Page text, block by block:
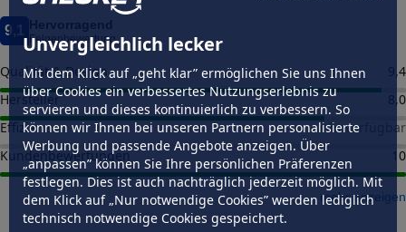
Unvergleichlich lecker
Mit dem Klick auf „geht klar” ermöglichen Sie uns Ihnen
über Cookies ein verbessertes Nutzungserlebnis zu
servieren und dieses kontinuierlich zu verbessern. So
können wir Ihnen bei unseren Partnern personalisierte
Werbung und passende Angebote anzeigen. Über
„anpassen” können Sie Ihre persönlichen Präferenzen
festlegen. Dies ist auch nachträglich jederzeit möglich. Mit
dem Klick auf „Nur notwendige Cookies” werden lediglich
technisch notwendige Cookies gespeichert.
9,1
Felgenbewertung
Qualität & Design
9,4
Hersteller
8,0
Effizienz
nicht verfügbar
Kundenbewertungen
10
mehr anzeigen